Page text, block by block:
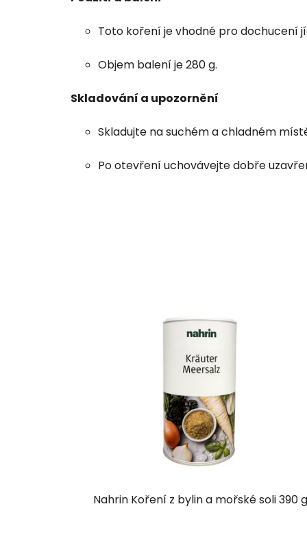
Toto koření je vhodné pro dochucení
Objem balení je 280 g.
Skladování a upozornění
Skladujte na suchém a chladném
Po otevření uchovávejte dobře
Nahrin Koření z bylin a mořské soli 390 g